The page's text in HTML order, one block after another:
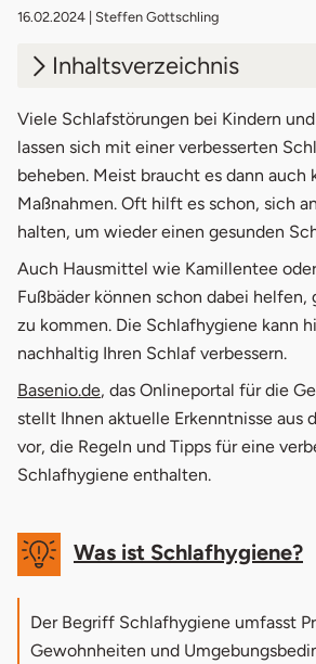
16.02.2024 | Steffen Gottschling
Inhaltsverzeichnis
1. Schlafhygiene - Regeln &
Raumtemperatur im
1.2 Raumduft für Schlaf
1.4 Handy & Fernseher
1.5 Einschlafrituale
1.6 Schlafzimmer abdunkeln
2. Was hilft bei
Viele Schlafstörungen bei Kindern
lassen sich mit einer verbesserten
beheben. Meist braucht es dann auch
Maßnahmen. Oft hilft es schon, sich
halten, um wieder einen gesunden
Auch Hausmittel wie Kamillentee
Fußbäder können schon dabei
zu kommen. Die Schlafhygiene kann
nachhaltig Ihren Schlaf verbessern.
Basenio.de, das Onlineportal für die
stellt Ihnen aktuelle Erkenntnisse aus
vor, die Regeln und Tipps für eine
Schlafhygiene enthalten.
Was ist Schlafhygiene?
Der Begriff Schlafhygiene umfasst
Gewohnheiten und